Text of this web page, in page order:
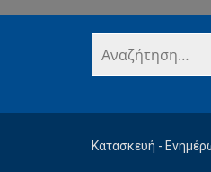
Κατασκευή -